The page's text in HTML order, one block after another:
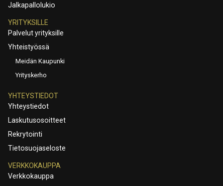
Jalkapallolukio
YRITYKSILLE
Palvelut yrityksille
Yhteistyössä
Meidän Kaupunki
Yrityskerho
YHTEYSTIEDOT
Yhteystiedot
Laskutusosoitteet
Rekrytointi
Tietosuojaseloste
VERKKOKAUPPA
Verkkokauppa